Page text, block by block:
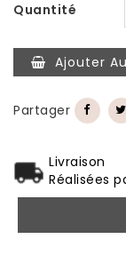
Quantité
Ajouter
Partager
Livraison
Réalisées